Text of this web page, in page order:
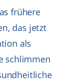
frühere
das jetzt
als
schlimmen